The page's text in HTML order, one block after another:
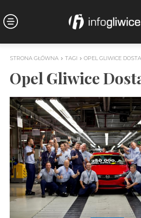
STRONA GŁÓWNA TAGI OPEL GLIWICE
Opel Gliwice